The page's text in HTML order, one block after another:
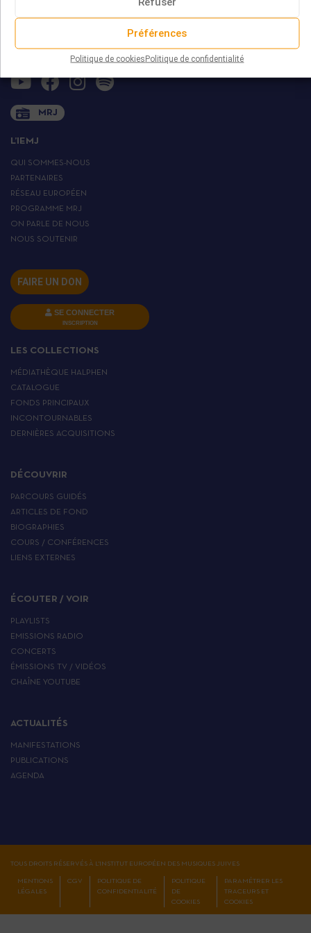
Préférences
Politique de cookiesPolitique de confidentialité
+ 33 (0)1 45 82 20 52
MRJ
L’IEMJ
QUI SOMMES-NOUS
PARTENAIRES
RÉSEAU EUROPÉEN
PROGRAMME MRJ
ON PARLE DE NOUS
NOUS SOUTENIR
FAIRE UN DON
SE CONNECTER
INSCRIPTION
LES COLLECTIONS
MÉDIATHÈQUE HALPHEN
CATALOGUE
FONDS PRINCIPAUX
INCONTOURNABLES
DERNIÈRES ACQUISITIONS
DÉCOUVRIR
PARCOURS GUIDÉS
ARTICLES DE FOND
BIOGRAPHIES
COURS / CONFÉRENCES
LIENS EXTERNES
ÉCOUTER / VOIR
PLAYLISTS
EMISSIONS RADIO
CONCERTS
ÉMISSIONS TV / VIDÉOS
CHAÎNE YOUTUBE
ACTUALITÉS
MANIFESTATIONS
PUBLICATIONS
AGENDA
TOUS DROITS RÉSERVÉS À L'INSTITUT EUROPÉEN DES MUSIQUES JUIVES
MENTIONS
LÉGALES
CGV
POLITIQUE DE
CONFIDENTIALITÉ
POLITIQUE
DE
COOKIES
PARAMÉTRER LES
TRACEURS ET
COOKIES